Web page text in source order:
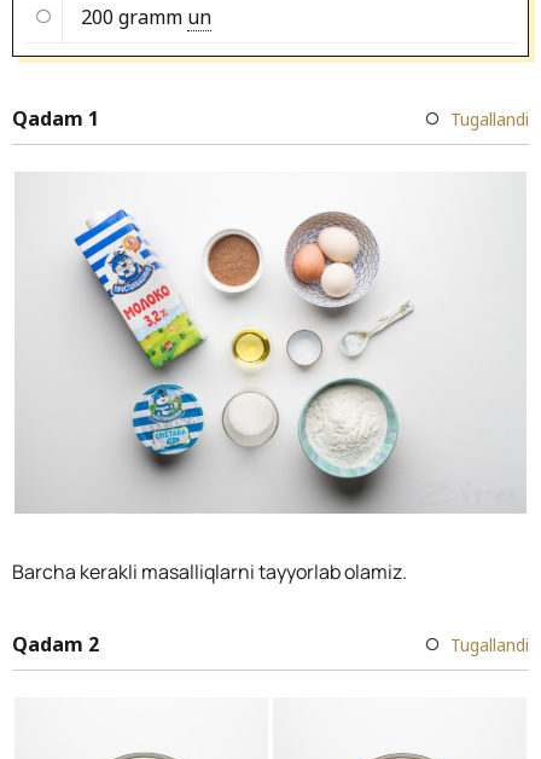
200 gramm un
Qadam 1 Tugallandi
Barcha kerakli masalliqlarni tayyorlab olamiz.
Qadam 2 Tugallandi